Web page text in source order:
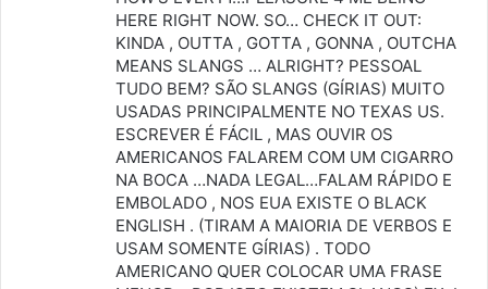
s
e
:
HERE RIGHT NOW. SO… CHECK IT OUT:
KINDA , OUTTA , GOTTA , GONNA , OUTCHA
MEANS SLANGS … ALRIGHT? PESSOAL
TUDO BEM? SÃO SLANGS (GÍRIAS) MUITO
USADAS PRINCIPALMENTE NO TEXAS US.
ESCREVER É FÁCIL , MAS OUVIR OS
AMERICANOS FALAREM COM UM CIGARRO
NA BOCA …NADA LEGAL…FALAM RÁPIDO E
EMBOLADO , NOS EUA EXISTE O BLACK
ENGLISH . (TIRAM A MAIORIA DE VERBOS E
USAM SOMENTE GÍRIAS) . TODO
AMERICANO QUER COLOCAR UMA FRASE